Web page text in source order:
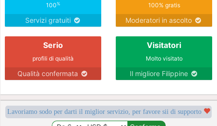
100%
Servizi gratuiti
100% gratis
Moderatori in ascolto
Serio
profili di qualità
Qualità confermata
Visitatori
Molto visitato
Il migliore Filippine
Lavoriamo sodo per darti il miglior servizio, per favore sii di supporto